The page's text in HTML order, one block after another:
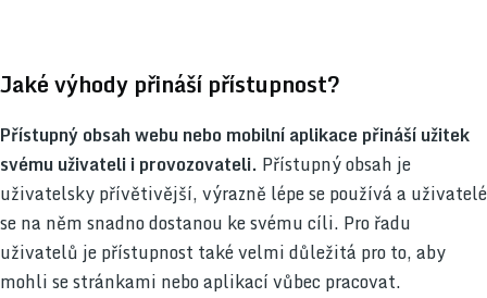
Jaké výhody přináší přístupnost?
Přístupný obsah webu nebo mobilní aplikace přináší užitek
svému uživateli i provozovateli. Přístupný obsah je
uživatelsky přívětivější, výrazně lépe se používá a uživatelé
se na něm snadno dostanou ke svému cíli. Pro řadu
uživatelů je přístupnost také velmi důležitá pro to, aby
mohli se stránkami nebo aplikací vůbec pracovat.